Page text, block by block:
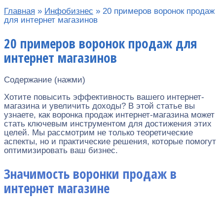
Главная » Инфобизнес » 20 примеров воронок продаж
для интернет магазинов
20 примеров воронок продаж для
интернет магазинов
Содержание (нажми)
Хотите повысить эффективность вашего интернет-
магазина и увеличить доходы? В этой статье вы
узнаете, как воронка продаж интернет-магазина может
стать ключевым инструментом для достижения этих
целей. Мы рассмотрим не только теоретические
аспекты, но и практические решения, которые помогут
оптимизировать ваш бизнес.
Значимость воронки продаж в
интернет магазине